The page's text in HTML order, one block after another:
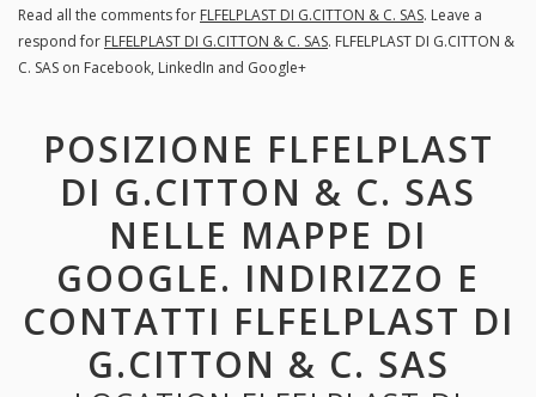
Read all the comments for FLFELPLAST DI G.CITTON & C. SAS. Leave a
respond for FLFELPLAST DI G.CITTON & C. SAS. FLFELPLAST DI G.CITTON &
C. SAS on Facebook, LinkedIn and Google+
POSIZIONE FLFELPLAST
DI G.CITTON & C. SAS
NELLE MAPPE DI
GOOGLE. INDIRIZZO E
CONTATTI FLFELPLAST DI
G.CITTON & C. SAS